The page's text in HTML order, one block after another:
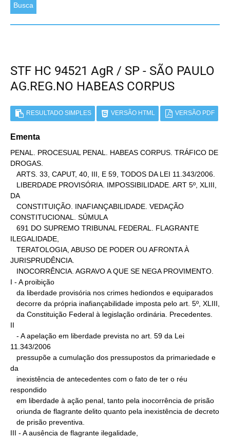
Busca
STF HC 94521 AgR / SP - SÃO PAULO
AG.REG.NO HABEAS CORPUS
RESULTADO SIMPLES VERSÃO HTML VERSÃO PDF
Ementa
PENAL. PROCESUAL PENAL. HABEAS CORPUS. TRÁFICO DE
DROGAS.
DA
CONSTITUCIONAL. SÚMULA
ILEGALIDADE,
JURISPRUDÊNCIA.
I - A proibição
II
11.343/2006
da
respondido
III - A ausência de flagrante ilegalidade,